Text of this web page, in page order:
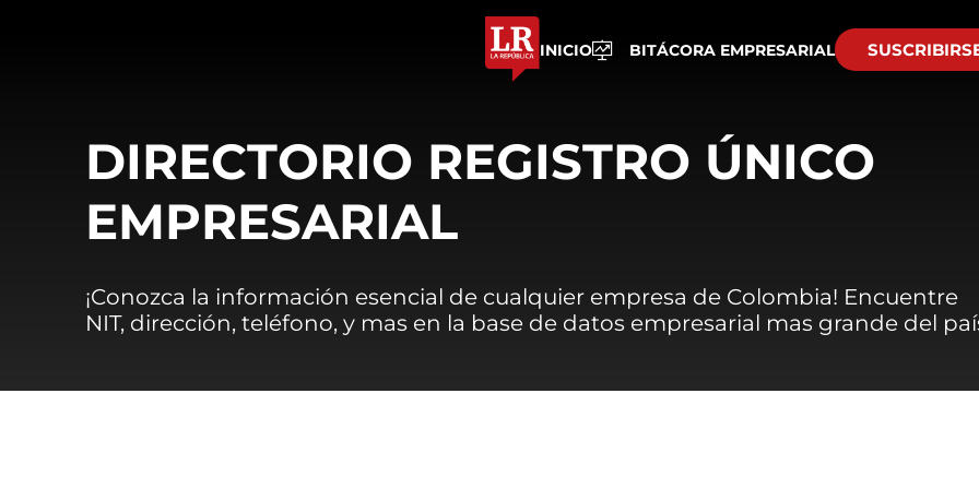
INICIO BITÁCORA EMPRESARIAL
DIRECTORIO REGISTRO ÚNICO
EMPRESARIAL
¡Conozca la información esencial de cualquier empresa de Colombia! Encuentre
NIT, dirección, teléfono, y mas en la base de datos empresarial mas grande del